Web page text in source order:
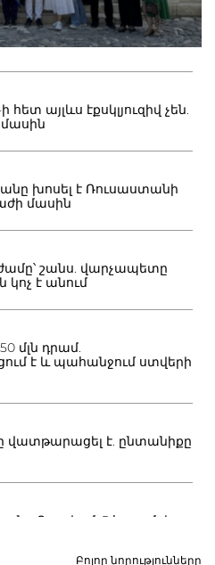
Բոլոր նորությունները
այլևս էքսկլյուզիվ չեն.
խոսել է Ռուսաստանի
մասին
շանս. վարչապետը
է անում
մլն դրամ.
է և պահանջում ստվերի
վատթարացել է. ընտանիքը
Բաքվում. 5 հայ ըմբիշ